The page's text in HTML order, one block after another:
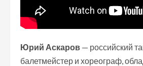
Юрий Аскаров — российский
балетмейстер и хореограф,